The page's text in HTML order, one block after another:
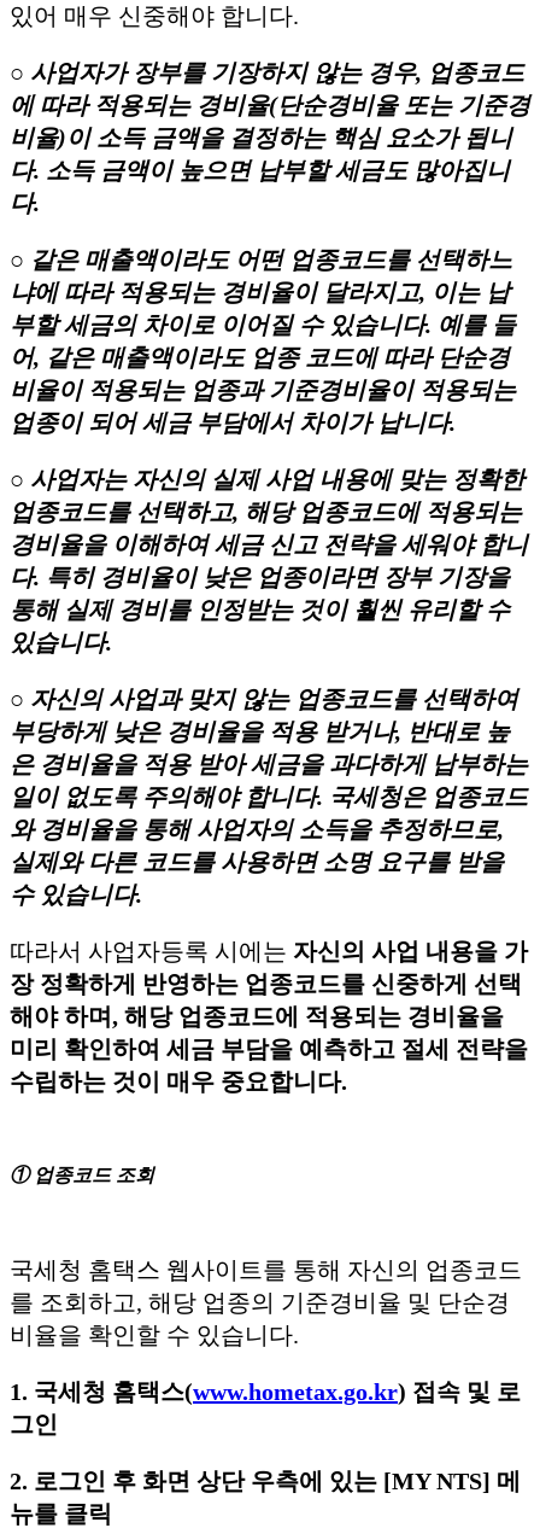
있어 매우 신중해야 합니다.
○ 사업자가 장부를 기장하지 않는 경우, 업종코드
에 따라 적용되는 경비율(단순경비율 또는 기준경
비율)이 소득 금액을 결정하는 핵심 요소가 됩니
다. 소득 금액이 높으면 납부할 세금도 많아집니
다.
○ 같은 매출액이라도 어떤 업종코드를 선택하느
냐에 따라 적용되는 경비율이 달라지고, 이는 납
부할 세금의 차이로 이어질 수 있습니다. 예를 들
어, 같은 매출액이라도 업종 코드에 따라 단순경
비율이 적용되는 업종과 기준경비율이 적용되는
업종이 되어 세금 부담에서 차이가 납니다.
○ 사업자는 자신의 실제 사업 내용에 맞는 정확한
업종코드를 선택하고, 해당 업종코드에 적용되는
경비율을 이해하여 세금 신고 전략을 세워야 합니
다. 특히 경비율이 낮은 업종이라면 장부 기장을
통해 실제 경비를 인정받는 것이 훨씬 유리할 수
있습니다.
○ 자신의 사업과 맞지 않는 업종코드를 선택하여
부당하게 낮은 경비율을 적용 받거나, 반대로 높
은 경비율을 적용 받아 세금을 과다하게 납부하는
일이 없도록 주의해야 합니다. 국세청은 업종코드
와 경비율을 통해 사업자의 소득을 추정하므로,
실제와 다른 코드를 사용하면 소명 요구를 받을
수 있습니다.
따라서 사업자등록 시에는 자신의 사업 내용을 가
장 정확하게 반영하는 업종코드를 신중하게 선택
해야 하며, 해당 업종코드에 적용되는 경비율을
미리 확인하여 세금 부담을 예측하고 절세 전략을
수립하는 것이 매우 중요합니다.
① 업종코드 조회
국세청 홈택스 웹사이트를 통해 자신의 업종코드
를 조회하고, 해당 업종의 기준경비율 및 단순경
비율을 확인할 수 있습니다.
1. 국세청 홈택스(www.hometax.go.kr) 접속 및 로
그인
2. 로그인 후 화면 상단 우측에 있는 [MY NTS] 메
뉴를 클릭